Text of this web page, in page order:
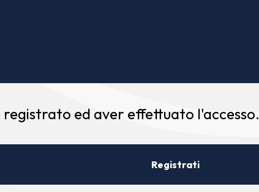
ed aver effettuato l'accesso.
Registrati